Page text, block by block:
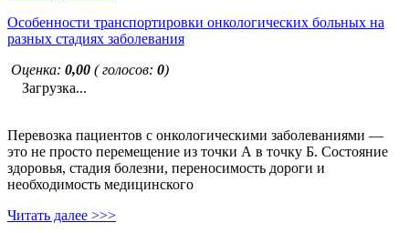
Особенности транспортировки онкологических больных на
разных стадиях заболевания
Оценка: 0,00 ( голосов: 0)
Загрузка...
Перевозка пациентов с онкологическими заболеваниями —
это не просто перемещение из точки А в точку Б. Состояние
здоровья, стадия болезни, переносимость дороги и
необходимость медицинского
Читать далее >>>